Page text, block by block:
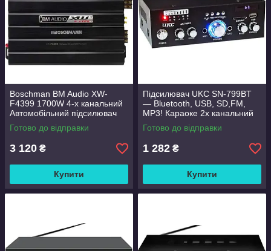
Boschman BM Audio XW-
F4399 1700W 4-х канальний
Автомобільний підсилювач
звуку
Готово до відправки
3 120 ₴
Купити
Підсилювач UKC SN-799BT
— Bluetooth, USB, SD,FM,
MP3! Караоке 2х канальний
Готово до відправки
1 282 ₴
Купити